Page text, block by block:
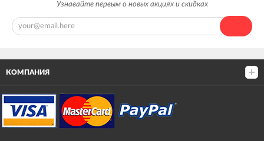
Узнавайте первым о новых акциях и скидках
КОМПАНИЯ